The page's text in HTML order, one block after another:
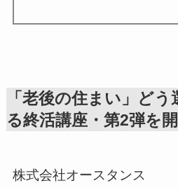
「老後の住まい」ど
る終活講座・第2弾を開
株式会社オースタンス